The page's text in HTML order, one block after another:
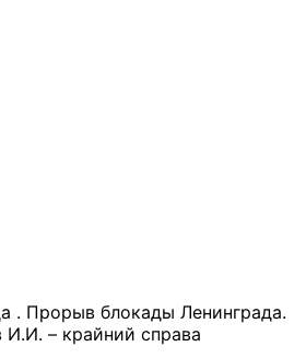
. Прорыв блокады Ленинграда.
И.И. – крайний справа